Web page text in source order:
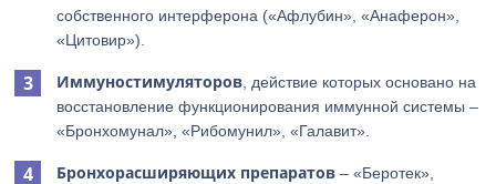
собственного интерферона («Афлубин», «Анаферон»,
«Цитовир»).
Иммуностимуляторов , действие которых основано на
восстановление функционирования иммунной системы –
«Бронхомунал», «Рибомунил», «Галавит».
Бронхорасширяющих препаратов – «Беротек»,